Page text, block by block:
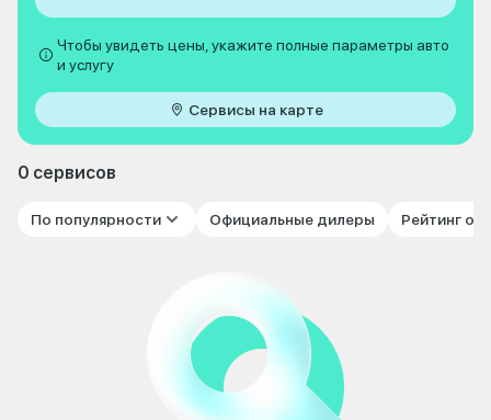
Чтобы увидеть цены, укажите полные параметры авто
и услугу
Сервисы на карте
0 сервисов
По популярности Официальные дилеры Рейтинг